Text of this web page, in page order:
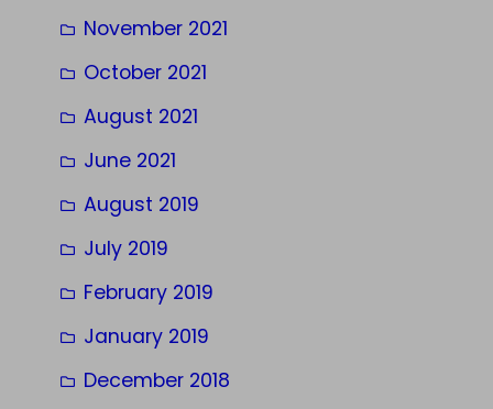
November 2021
October 2021
August 2021
June 2021
August 2019
July 2019
February 2019
January 2019
December 2018